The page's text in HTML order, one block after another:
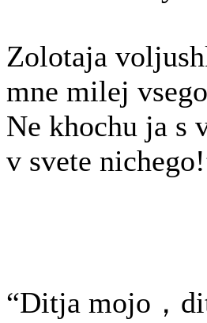
Zolotaja
mne milej
Ne khochu ja s
v svete
“Ditja mojo，